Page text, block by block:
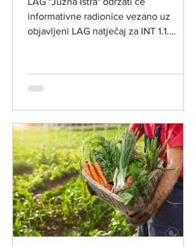
informativne radionice vezano uz
objavljeni LAG natječaj za INT 1.1.